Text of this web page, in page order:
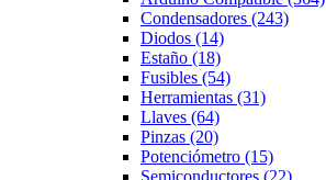
Condensadores (243)
Diodos (14)
Estaño (18)
Fusibles (54)
Herramientas (31)
Llaves (64)
Pinzas (20)
Potenciómetro (15)
Semiconductores (22)